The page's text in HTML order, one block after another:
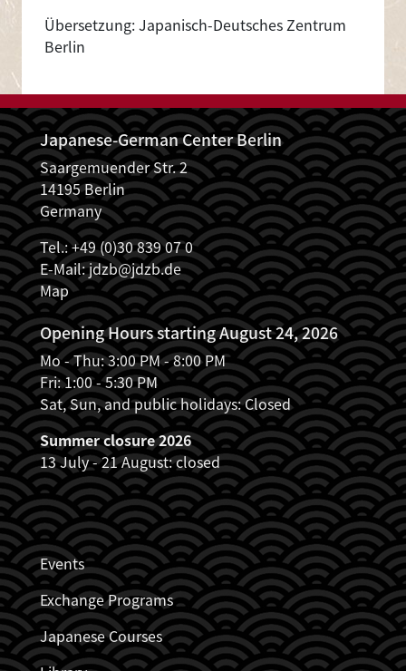
Übersetzung: Japanisch-Deutsches Zentrum
Berlin
Japanese-German Center Berlin
Saargemuender Str. 2
14195 Berlin
Germany
Tel.: +49 (0)30 839 07 0
E-Mail:jdzb@jdzb.de
Map
Opening Hours starting August 24, 2026
Mo - Thu: 3:00 PM - 8:00 PM
Fri: 1:00 - 5:30 PM
Sat, Sun, and public holidays: Closed
Summer closure 2026
13 July - 21 August: closed
JDZB_FUSSZEILENMENÜ
Events
Exchange Programs
Japanese Courses